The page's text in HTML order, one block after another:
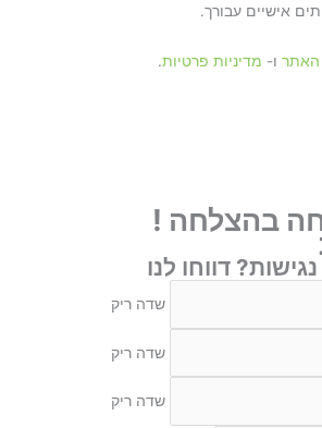
אישיים עבורך.
האתר ו- מדיניות פרטיות.
בהצלחה !
דווחו לנו
שדה ריק
שדה ריק
שדה ריק